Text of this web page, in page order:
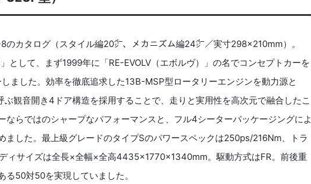
カタログ（スタイル編20㌻、メカニズム編24㌻／実寸298×210mm）。
として、まず1999年に「RE-EVOLV（エボルヴ）」の名でコンセプトカーを
ました。効率を徹底追求した13B-MSP型ロータリーエンジンを動力源と
ぶ観音開き4ドア構造を採用することで、走りと実用性を高次元で融合したこ
ならではのシャープなパフォーマンスと、フル4シーターパッケージングによ
ました。最上級グレードのタイプSのパワースペックは250ps/216Nm、トラ
ィサイズは全長×全幅×全高4435×1770×1340mm。駆動方式はFR。前後重
50対50を実現していました。